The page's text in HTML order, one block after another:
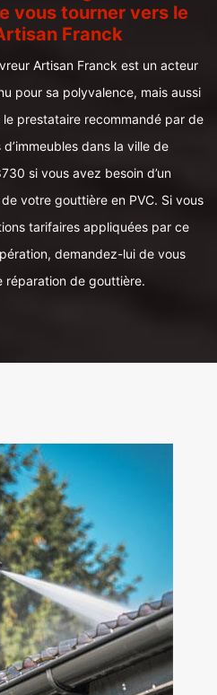
vous tourner vers le
Franck
Artisan Franck est un acteur
pour sa polyvalence, mais aussi
prestataire recommandé par de
dans la ville de
si vous avez besoin d’un
votre gouttière en PVC. Si vous
tarifaires appliquées par ce
demandez-lui de vous
réparation de gouttière.